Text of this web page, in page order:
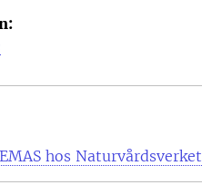
hos Naturvårdsverket